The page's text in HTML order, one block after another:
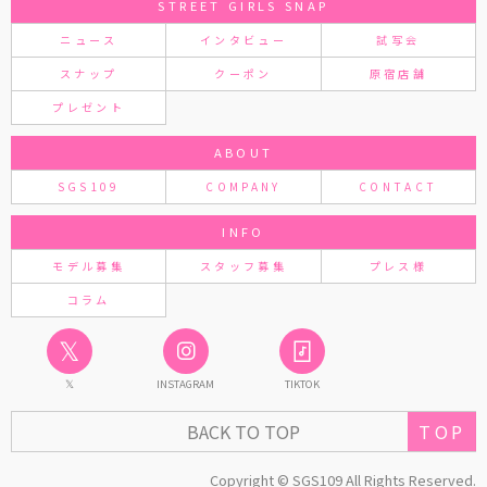
STREET GIRLS SNAP
ニュース インタビュー 試写会
スナップ クーポン 原宿店舗
プレゼント
ABOUT
SGS109 COMPANY CONTACT
INFO
モデル募集 スタッフ募集 プレス様
コラム
𝕏
𝕏 INSTAGRAM TIKTOK
BACK TO TOP
Copyright © SGS109 All Rights Reserved.
TOP